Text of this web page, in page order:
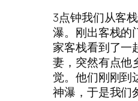
3点钟我们从客
瀑。刚出客栈的
家客栈看到了一
妻，突然有点他
觉。他们刚刚到
神瀑，于是我们